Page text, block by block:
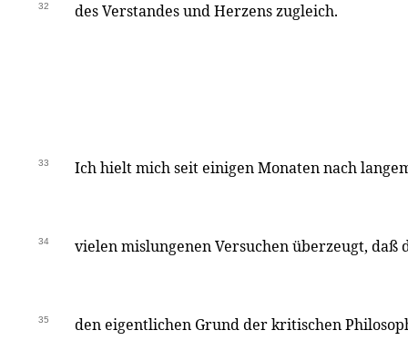
32 des Verstandes und Herzens zugleich.
33 Ich hielt mich seit einigen Monaten nach
34 vielen mislungenen Versuchen überzeugt, daß
35 den eigentlichen Grund der kritischen